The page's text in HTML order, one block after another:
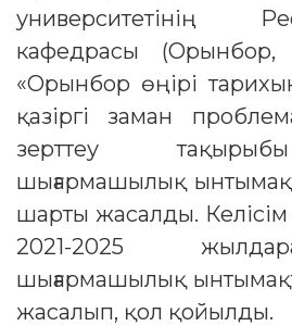
университетінің
кафедрасы
«Орынбор өңірі
қазіргі заман
зерттеу
шығармашылық
шарты жасалды.
2021-2025
шығармашылық
жасалып, қол қойылды.